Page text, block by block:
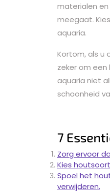
materialen
meegaat.
aquaria.
Kortom, als u
zeker om
aquaria niet
schoonheid
7
Zorg ervoor
Kies
Spoel het
verwijderen.